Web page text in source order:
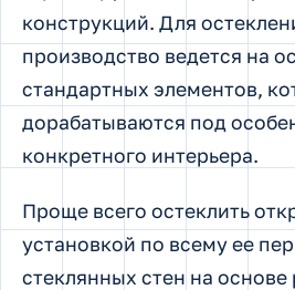
конструкций. Для
производство ведется на
стандартных элементов,
дорабатываются под
конкретного интерьера.
Проще всего остеклить
установкой по всему ее
стеклянных стен на